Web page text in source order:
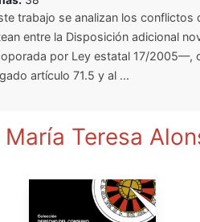
trabajo se analizan los conflictos
entre la Disposición adicional
por Ley estatal 17/2005—,
artículo 71.5 y al ...
María Teresa